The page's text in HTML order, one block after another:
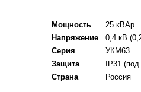
Мощность
25 кВАр
Напряжение
0,4 кВ
Серия
УКМ63
Защита
IP31
Страна
Россия